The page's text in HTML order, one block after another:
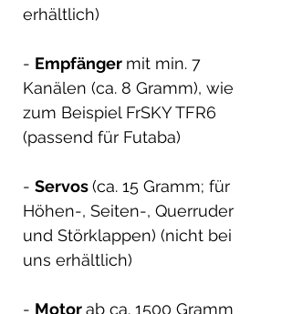
erhältlich)
- Empfänger mit min. 7
Kanälen (ca. 8 Gramm), wie
zum Beispiel FrSKY TFR6
(passend für Futaba)
- Servos(ca. 15 Gramm; für
Höhen-, Seiten-, Querruder
und Störklappen) (nicht bei
uns erhältlich)
- Motorab ca. 1500 Gramm